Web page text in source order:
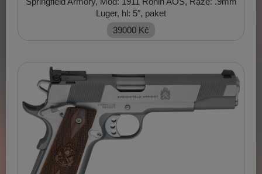
Luger, hl: 5″, paket
39000 Kč